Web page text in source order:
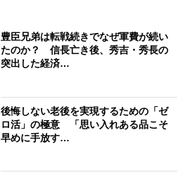
豊臣兄弟は転戦続きでなぜ軍費が続い
たのか？ 信長亡き後、秀吉・秀長の
突出した経済…
後悔しない老後を実現するための「ゼ
ロ活」の極意 「思い入れある品こそ
早めに手放す…